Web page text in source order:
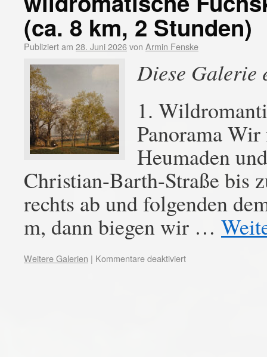
(ca. 8 km, 2 Stunden)
Publiziert am 28. Juni 2026von Armin Fenske
Diese
1.
Panorama
Heumaden
Christian-Barth-Straße bis
rechts ab und folgenden
m, dann biegen wir …
Weitere Galerien | Kommentare deaktiviert